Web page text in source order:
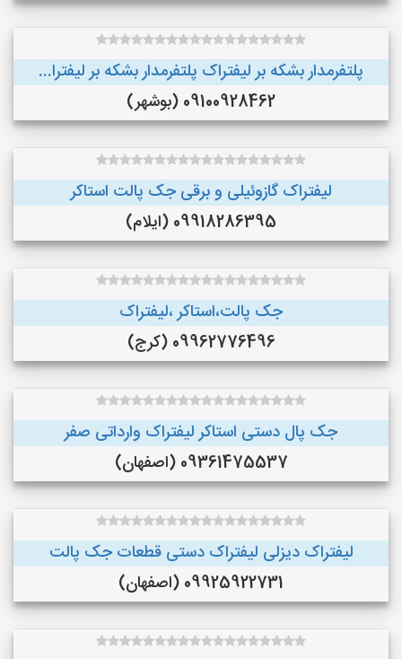
پلتفرمدار بشکه بر لیفتراک پلتفرمدار بشکه بر لیفترا...
09100928462 (بوشهر)
لیفتراک گازوئیلی و برقی جک پالت استاکر
09918286395 (ایلام)
جک پالت،استاکر ،لیفتراک
09962776496 (کرج)
جک پال دستی استاکر لیفتراک وارداتی صفر
09361475537 (اصفهان)
لیفتراک دیزلی لیفتراک دستی قطعات جک پالت
09925922731 (اصفهان)